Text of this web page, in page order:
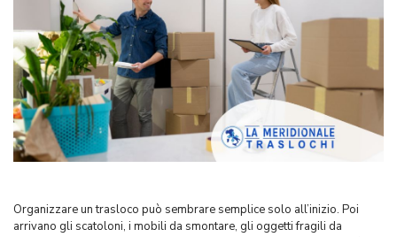
Organizzare un trasloco può sembrare semplice solo all’inizio. Poi
arrivano gli scatoloni, i mobili da smontare, gli oggetti fragili da